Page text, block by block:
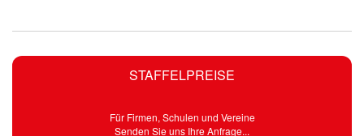
STAFFELPREISE
Für Firmen, Schulen und Vereine
Senden Sie uns Ihre Anfrage...